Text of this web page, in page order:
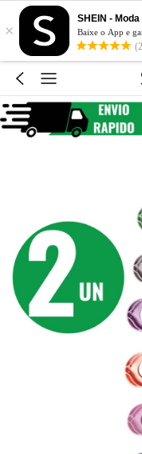
×
SHEIN -
Baixe o App e